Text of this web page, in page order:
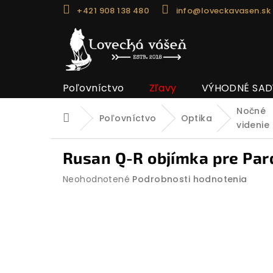
+421 908 138 480 info@loveckavasen.sk
Poľovníctvo Zľavy VÝHODNÉ
DomovPoľovníctvo Optika
Nočné
videnie
Rusan Q-R objímka pre
Priemerné
Neohodnotené Podrobnosti hodnotenia